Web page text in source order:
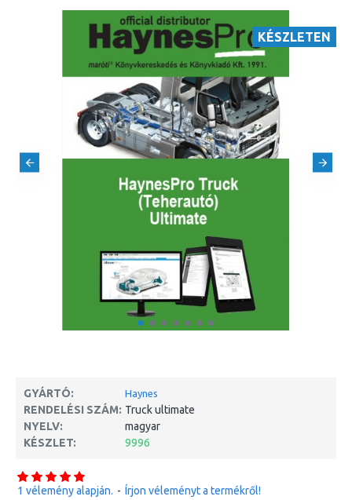
KÉSZLETEN
GYÁRTÓ: Haynes
RENDELÉSI SZÁM: Truck ultimate
NYELV:
magyar
KÉSZLET:
9996
1 vélemény alapján. - Írjon véleményt a termékről!